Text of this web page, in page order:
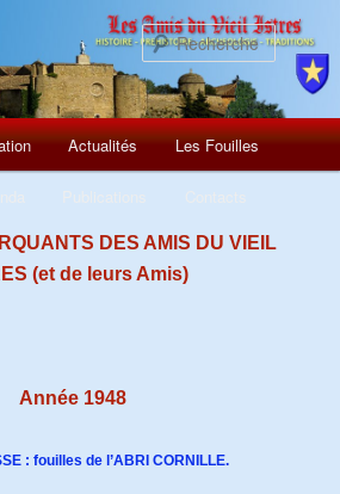
Actualités Les Fouilles
DES AMIS DU VIEIL
(et de leurs Amis)
Année 1948
: fouilles de l’ABRI CORNILLE.